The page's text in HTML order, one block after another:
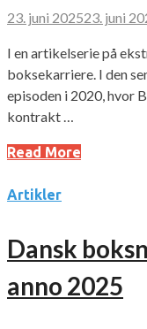
23. juni 202523. juni
I en artikelserie på
boksekarriere. I den
episoden i 2020, hvor
kontrakt …
Read More
Artikler
Dansk
anno 2025